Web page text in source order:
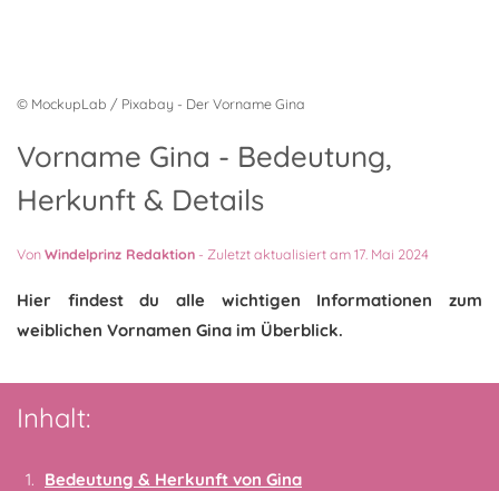
© MockupLab / Pixabay - Der Vorname Gina
Vorname Gina - Bedeutung,
Herkunft & Details
VonWindelprinz Redaktion - Zuletzt aktualisiert am 17. Mai 2024
Hier findest du alle wichtigen Informationen zum
weiblichen Vornamen Gina im Überblick.
Inhalt:
Bedeutung & Herkunft von Gina